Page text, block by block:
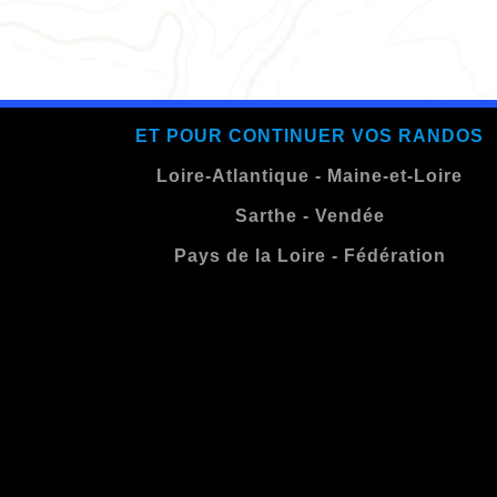
ET POUR CONTINUER VOS RANDOS
Loire-Atlantique - Maine-et-Loire
Sarthe - Vendée
Pays de la Loire - Fédération